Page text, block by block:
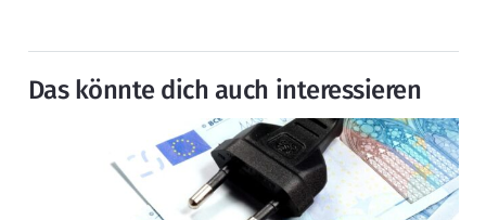
Das könnte dich auch interessieren